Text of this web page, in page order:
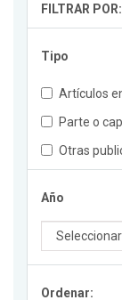
FILTRAR POR:
Tipo
Artículos
Parte o
Otras
Año
Ordenar: